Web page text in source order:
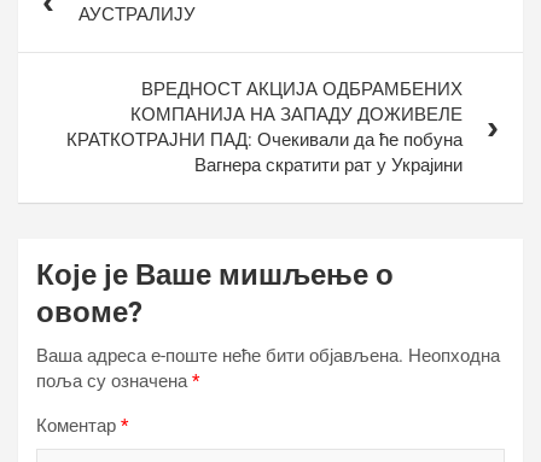
АУСТРАЛИЈУ
ВРЕДНОСТ АКЦИЈА ОДБРАМБЕНИХ
КОМПАНИЈА НА ЗАПАДУ ДОЖИВЕЛЕ
КРАТКОТРАЈНИ ПАД: Очекивали да ће побуна
Вагнера скратити рат у Украјини
Које је Ваше мишљење о
овоме?
Ваша адреса е-поште неће бити објављена. Неопходна
поља су означена*
Коментар *